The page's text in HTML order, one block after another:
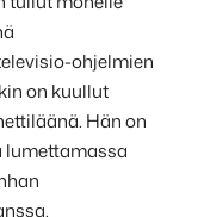
ohjelmien
on kuullut
Hän on
lumettamassa